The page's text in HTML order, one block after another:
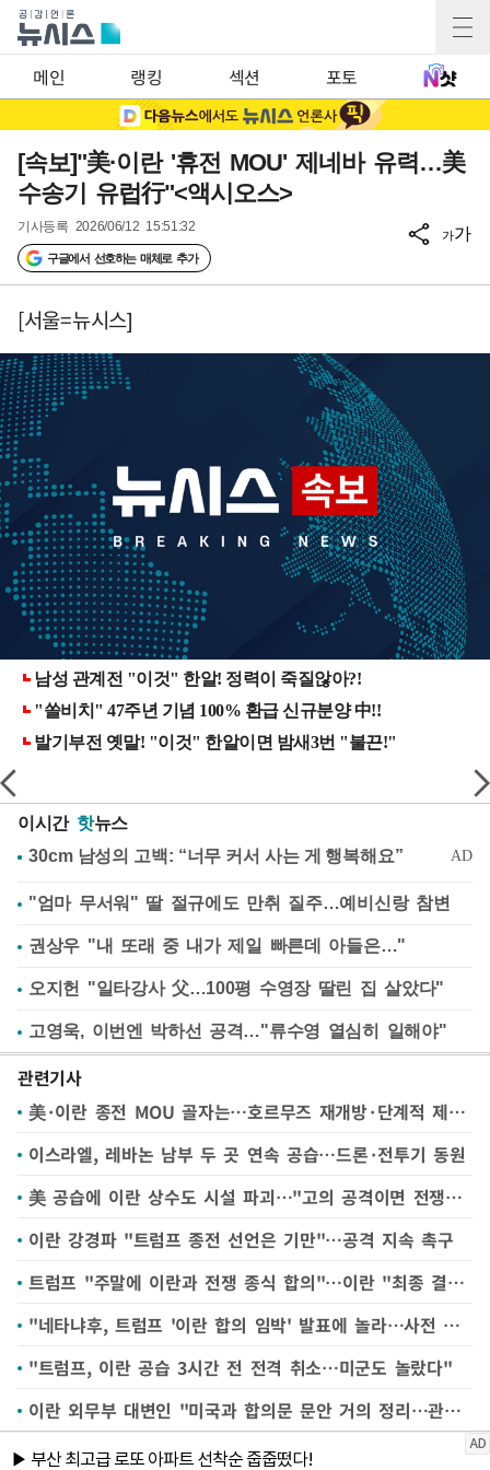
메인 랭킹 섹션 포토
[속보]"美·이란 '휴전 MOU' 제네바 유력…美
수송기 유럽行"<액시오스>
기사등록 2026/06/12 15:51:32
구글에서 선호하는 매체로 추가
가가
[서울=뉴시스]
이시간 핫뉴스
"엄마 무서워" 딸 절규에도 만취 질주…예비신랑 참변
권상우 "내 또래 중 내가 제일 빠른데 아들은…"
오지헌 "일타강사 父…100평 수영장 딸린 집 살았다"
고영욱, 이번엔 박하선 공격…"류수영 열심히 일해야"
관련기사
美·이란 종전 MOU 골자는…호르무즈 재개방·단계적 제재 완화
이스라엘, 레바논 남부 두 곳 연속 공습…드론·전투기 동원
美 공습에 이란 상수도 시설 파괴…"고의 공격이면 전쟁범죄"
이란 강경파 "트럼프 종전 선언은 기만"…공격 지속 촉구
트럼프 "주말에 이란과 전쟁 종식 합의"…이란 "최종 결론 아냐"(종합)
"네타냐후, 트럼프 '이란 합의 임박' 발표에 놀라…사전 인지 못해"
"트럼프, 이란 공습 3시간 전 전격 취소…미군도 놀랐다"
이란 외무부 대변인 "미국과 합의문 문안 거의 정리…관련 기관 검토해 최종 결론"